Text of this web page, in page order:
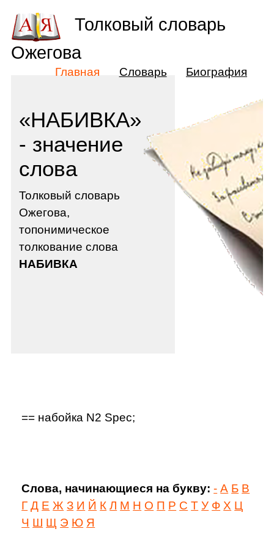
«НАБИВКА»
- значение
слова
Толковый словарь
Ожегова,
топонимическое
толкование слова
НАБИВКА
== набойка N2 Spec;
Слова, начинающиеся на букву: - А Б В
Г Д Е Ж З И Й К Л М Н О П Р С Т У Ф Х Ц
Ч Ш Щ Э Ю Я
Толковый словарь
Ожегова
Главная Словарь Биография